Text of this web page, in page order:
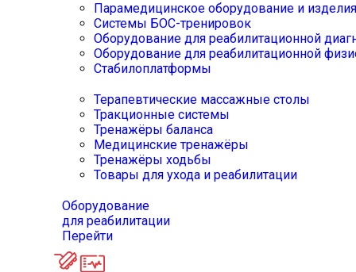
Парамедицинское оборудование и изделия
Системы БОС-тренировок
Оборудование для реабилитационной
Оборудование для реабилитационной
Стабилоплатформы
Терапевтические массажные столы
Тракционные системы
Тренажёры баланса
Медицинские тренажёры
Тренажёры ходьбы
Товары для ухода и реабилитации
Оборудование
для реабилитации
Перейти